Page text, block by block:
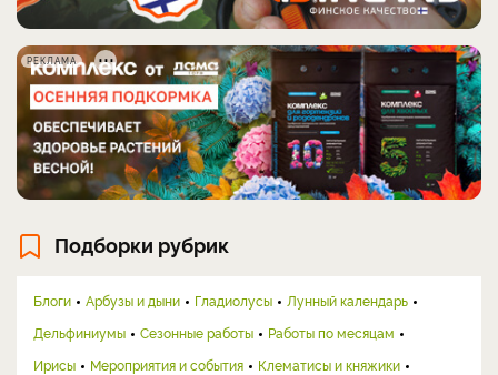
РЕКЛАМА
Подборки рубрик
Блоги Арбузы и дыни Гладиолусы
Лунный календарь
Дельфиниумы
Сезонные работы
Работы по месяцам
Ирисы
Мероприятия и события
Клематисы и княжики